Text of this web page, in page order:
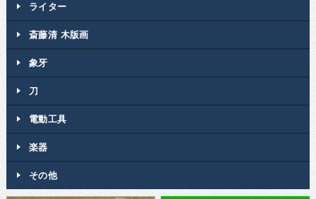
ライター
斎藤清 木版画
象牙
刀
電動工具
楽器
その他